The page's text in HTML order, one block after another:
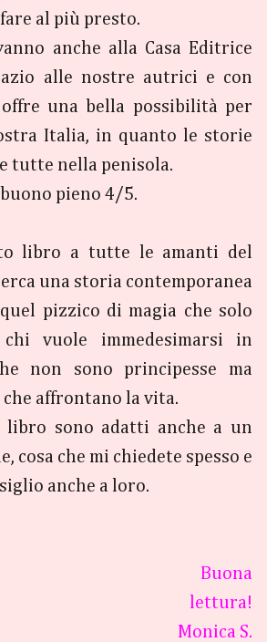
al più presto.
anche alla Casa Editrice
alle nostre autrici e con
una bella possibilità per
Italia, in quanto le storie
tutte nella penisola.
pieno 4/5.
libro a tutte le amanti del
una storia contemporanea
pizzico di magia che solo
vuole immedesimarsi in
non sono principesse ma
affrontano la vita.
sono adatti anche a un
cosa che mi chiedete spesso e
anche a loro.
Buona
lettura!
Monica S.